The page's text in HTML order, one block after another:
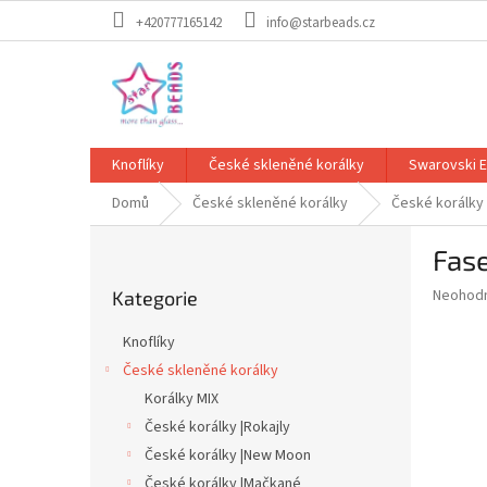
+420777165142 info@starbeads.cz
Knoflíky České skleněné korálky Swarovski
Domů
České skleněné korálky České
kategorie
Kategorie
Knoflíky
České skleněné korálky
Korálky MIX
České korálky |Rokajly
České korálky |New Moon